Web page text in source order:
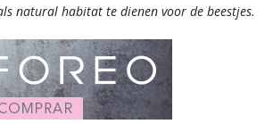
natural habitat te dienen voor de beestjes.